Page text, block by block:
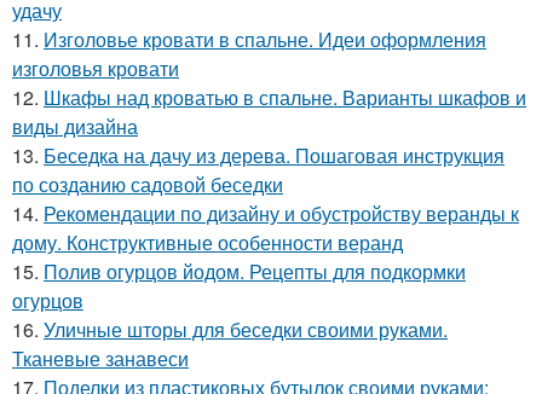
удачу
11. Изголовье кровати в спальне. Идеи оформления
изголовья кровати
12. Шкафы над кроватью в спальне. Варианты шкафов и
виды дизайна
13. Беседка на дачу из дерева. Пошаговая инструкция
по созданию садовой беседки
14. Рекомендации по дизайну и обустройству веранды к
дому. Конструктивные особенности веранд
15. Полив огурцов йодом. Рецепты для подкормки
огурцов
16. Уличные шторы для беседки своими руками.
Тканевые занавеси
17. Поделки из пластиковых бутылок своими руками: